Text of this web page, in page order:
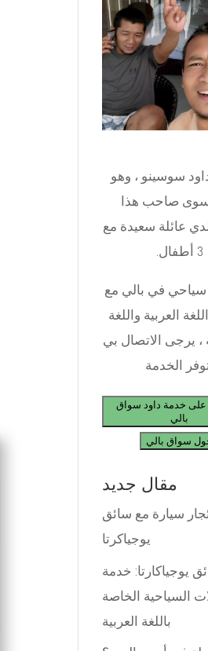
سوسينو ، وهو
صاحب هذا
عائلة سعيدة مع
3 أطفال.
سياحي في بالي مع
العربية واللغة
، يرجى الاتصال بي
الخدمة
خدمة داود سواق
بالي
سواق بالي
مقال جديد
سيارة مع سائق
يوجياكرتا
يوجياكارتا: خدمة
السياحية الخاصة
باللغة العربية